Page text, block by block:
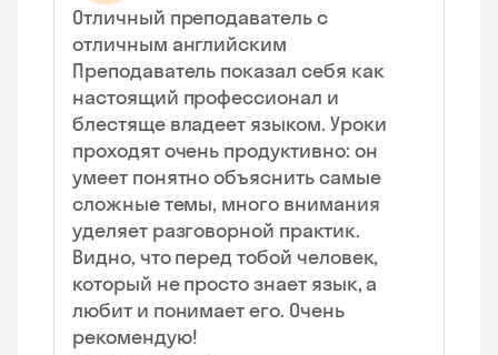
Отличный преподаватель с
отличным английским
Преподаватель показал себя как
настоящий профессионал и
блестяще владеет языком. Уроки
проходят очень продуктивно: он
умеет понятно объяснить самые
сложные темы, много внимания
уделяет разговорной практик.
Видно, что перед тобой человек,
который не просто знает язык, а
любит и понимает его. Очень
рекомендую!